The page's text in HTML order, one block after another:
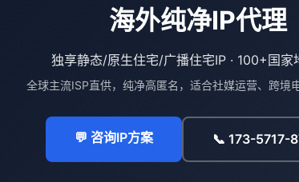
海外纯净IP代理
独享静态/原生住宅/广播住宅IP · 100+国家
全球主流ISP直供，纯净高匿名，适合社媒运营、跨境
💬 咨询IP方案 📞 173-5717-